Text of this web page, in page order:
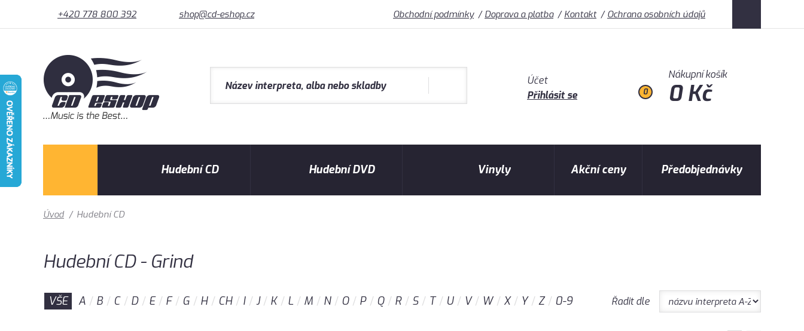
+420 778 800 392 shop@cd-eshop.cz Obchodní podmínky Doprava a platba Kontakt Ochrana osobních údajů
Účet
Přihlásit se
0
Nákupní košík
0 Kč
Hudební CD Hudební DVD Vinyly Akční ceny Předobjednávky
Úvod / Hudební CD
Hudební CD - Grind
VŠE A B C D E F G H CH I J K L M N O P Q R S T U V W X Y Z 0-9 Řadit dle